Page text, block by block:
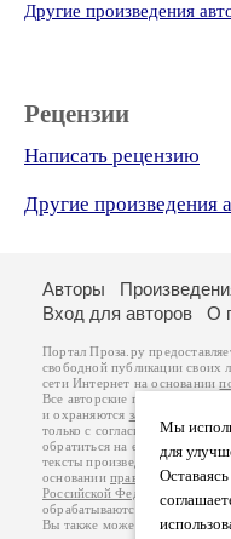
Другие произведения
Рецензии
Написать рецензию
Другие произведения
Мы
для
Авторы
Вход для авторов
О
Портал Проза.ру
свободной публикации своих
сети Интернет на основании
Все авторские права на
и охраняются законом
.
только с согласия его автора,
обратиться на его авторской
тексты произведений авторы
основанииправил публикации
Российской Федерации
обрабатываются на основании
Вы также можете посмотреть